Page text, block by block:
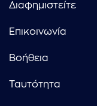
Διαφημιστείτε
Επικοινωνία
Βοήθεια
Ταυτότητα